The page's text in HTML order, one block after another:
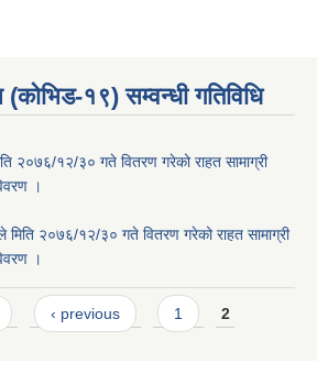
(कोभिड-१९) सम्वन्धी गतिविधि
२०७६/१२/३० गते वितरण गरेको राहत सामाग्री
।
मिति २०७६/१२/३० गते वितरण गरेको राहत सामाग्री
।
‹ previous 1 2